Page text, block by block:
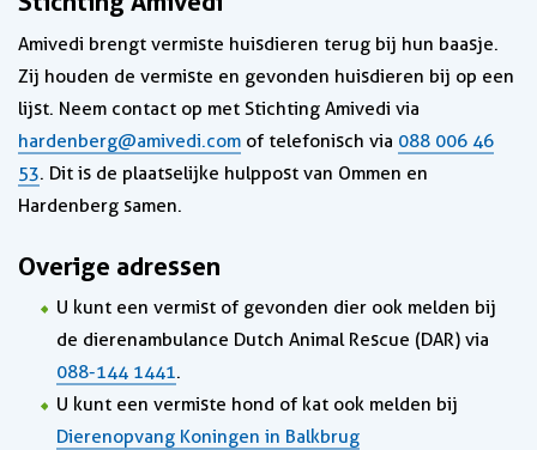
Amivedi brengt vermiste huisdieren terug bij hun baasje.
Zij houden de vermiste en gevonden huisdieren bij op een
lijst. Neem contact op met Stichting Amivedi via
hardenberg@amivedi.com of telefonisch via 088 006 46
53. Dit is de plaatselijke hulppost van Ommen en
Hardenberg samen.
Overige adressen
U kunt een vermist of gevonden dier ook melden bij
de dierenambulance Dutch Animal Rescue (DAR) via
088-144 1441.
U kunt een vermiste hond of kat ook melden bij
Dierenopvang Koningen in Balkbrug